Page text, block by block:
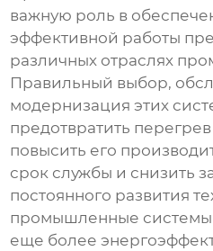
важную роль в
эффективной работы
различных отраслях
Правильный выбор,
модернизация этих
предотвратить
повысить его
срок службы и снизить
постоянного развития
промышленные системы
еще более